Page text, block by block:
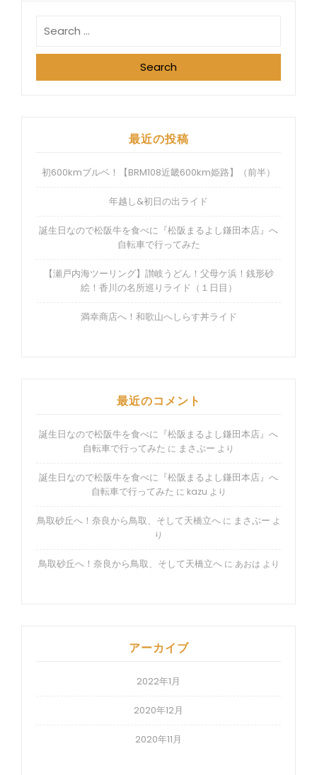
Search
最近の投稿
初600kmブルベ！【BRM108近畿600km姫路】（前半）
年越し&初日の出ライド
誕生日なので松阪牛を食べに『松阪まるよし鎌田本店』へ
自転車で行ってみた
【瀬戸内海ツーリング】讃岐うどん！父母ケ浜！銭形砂
絵！香川の名所巡りライド（１日目）
満幸商店へ！和歌山へしらす丼ライド
最近のコメント
誕生日なので松阪牛を食べに『松阪まるよし鎌田本店』へ
自転車で行ってみた に まさぶー より
誕生日なので松阪牛を食べに『松阪まるよし鎌田本店』へ
自転車で行ってみた に kazu より
鳥取砂丘へ！奈良から鳥取、そして天橋立へに まさぶー よ
り
鳥取砂丘へ！奈良から鳥取、そして天橋立へに あおは より
アーカイブ
2022年1月
2020年12月
2020年11月